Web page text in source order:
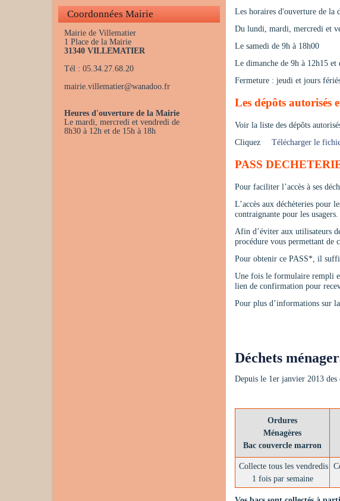
Les horaires d'ouverture de la
Du lundi, mardi, mercredi et
Le samedi de 9h à 18h00
Le dimanche de 9h à 12h15 et
Fermeture : jeudi et jours
Les dépôts autorisés
Voir la liste des dépôts
Cliquez
Télécharger le
PASS
Pour faciliter l’accès à ses
L’accès aux déchèteries pour
contraignante pour les usagers.
Afin d’éviter aux utilisateurs
procédure vous permettant de
Pour obtenir ce PASS*, il
Une fois le formulaire rempli
lien de confirmation pour
Pour plus d’informations sur
Déchets
Depuis le 1er janvier 2013
Ordures
Ménagères
Bac couvercle marron
Collecte tous les vendredis
1 fois par semaine
Coordonnées Mairie
Mairie de Villematier
1 Place de la Mairie
31340 VILLEMATIER
Tél : 05.34.27.68.20
mairie.villematier@wanadoo.fr
Heures d'ouverture de la Mairie
Le mardi, mercredi et vendredi de
8h30 à 12h et de 15h à 18h